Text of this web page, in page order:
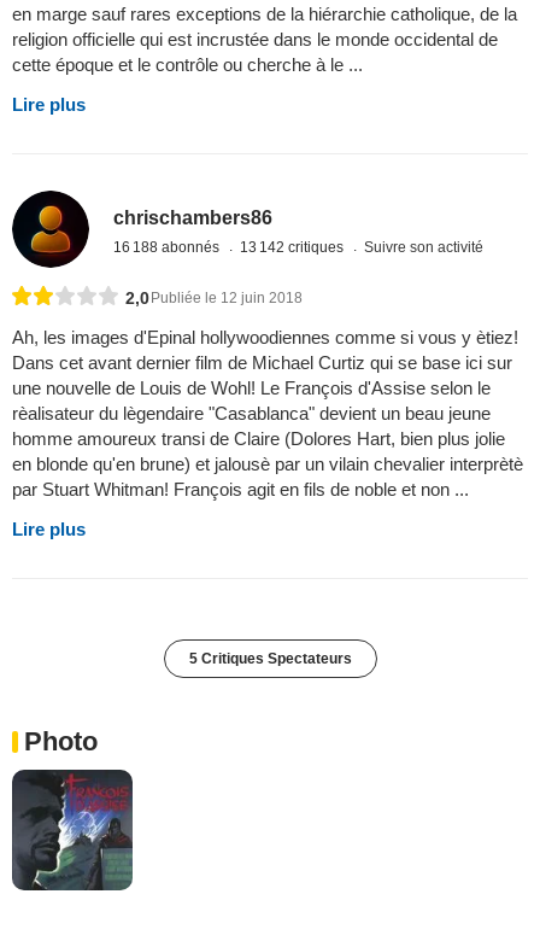
en marge sauf rares exceptions de la hiérarchie catholique, de la
religion officielle qui est incrustée dans le monde occidental de
cette époque et le contrôle ou cherche à le ...
Lire plus
chrischambers86
16 188 abonnés 13 142 critiques Suivre son activité
2,0 Publiée le 12 juin 2018
Ah, les images d'Epinal hollywoodiennes comme si vous y ètiez!
Dans cet avant dernier film de Michael Curtiz qui se base ici sur
une nouvelle de Louis de Wohl! Le François d'Assise selon le
rèalisateur du lègendaire "Casablanca" devient un beau jeune
homme amoureux transi de Claire (Dolores Hart, bien plus jolie
en blonde qu'en brune) et jalousè par un vilain chevalier interprètè
par Stuart Whitman! François agit en fils de noble et non ...
Lire plus
5 Critiques Spectateurs
Photo